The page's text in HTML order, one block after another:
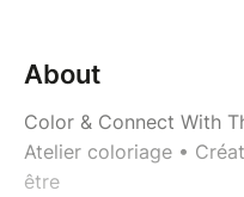
About
Color & Connect With
Atelier coloriage •
être